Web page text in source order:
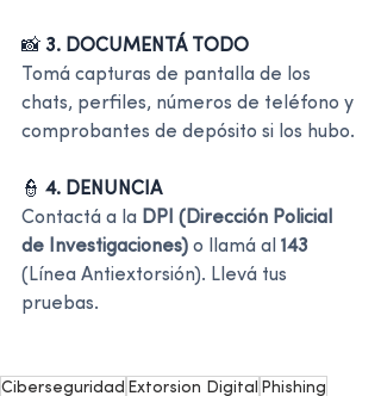
📸 3. DOCUMENTÁ TODO
Tomá capturas de pantalla de los
chats, perfiles, números de teléfono y
comprobantes de depósito si los hubo.
👮 4. DENUNCIA
Contactá a la DPI (Dirección Policial
de Investigaciones) o llamá al 143
(Línea Antiextorsión). Llevá tus
pruebas.
Ciberseguridad Extorsion Digital Phishing